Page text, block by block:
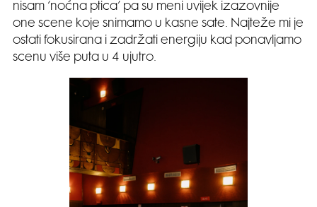
nisam ‘noćna ptica’ pa su meni uvijek izazovnije
one scene koje snimamo u kasne sate. Najteže mi je
ostati fokusirana i zadržati energiju kad ponavljamo
scenu više puta u 4 ujutro.